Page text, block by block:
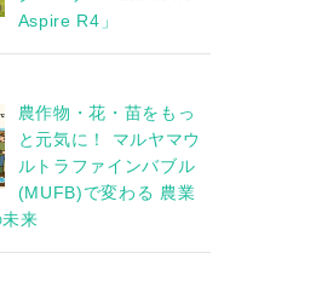
Aspire R4」
農作物・花・苗をもっ
と元気に！ マルヤマウ
ルトラファインバブル
(MUFB)で変わる 農業
来